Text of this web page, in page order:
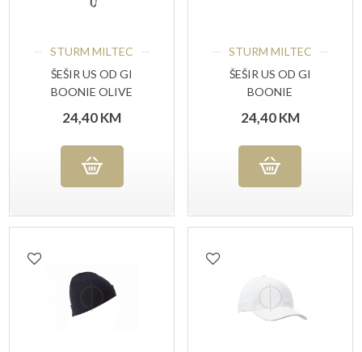
STURM MILTEC
ŠEŠIR US OD GI
BOONIE OLIVE
24,40KM
STURM MILTEC
ŠEŠIR US OD GI
BOONIE
24,40KM